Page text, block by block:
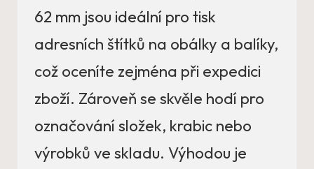
62 mm jsou ideální pro tisk
adresních štítků na obálky a balíky,
což oceníte zejména při expedici
zboží. Zároveň se skvěle hodí pro
označování složek, krabic nebo
výrobků ve skladu. Výhodou je